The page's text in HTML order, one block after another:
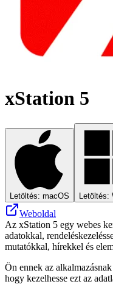
xStation 5
Letöltés: macOS Letöltés:
Weboldal
Az xStation 5 egy webes
adatokkal,
mutatókkal, hírekkel és
Ön ennek az
hogy kezelhesse ezt az